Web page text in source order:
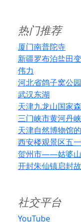
热门推荐
厦门南普陀寺
新疆罗布泊盐田
伟力
河北省鸽子窝公
武汉东湖
天津九龙山国家
三门峡市黄河丹
天津自然博物馆
西安楼观景区五
贺州市——姑婆山
开封朱仙镇启封
社交平台
YouTube